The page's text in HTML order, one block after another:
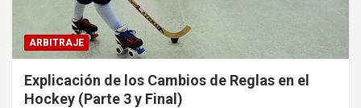
ARBITRAJE
Explicación de los Cambios de Reglas en el
Hockey (Parte 3 y Final)